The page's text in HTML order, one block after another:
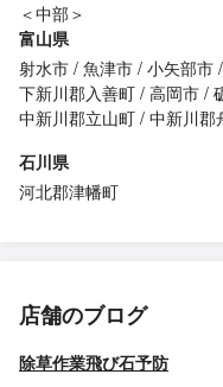
＜中部＞
富山県
射水市 魚津市 小矢部市
下新川郡入善町 高岡市
中新川郡立山町 中新川郡
石川県
河北郡津幡町
店舗のブログ
除草作業飛び石予防